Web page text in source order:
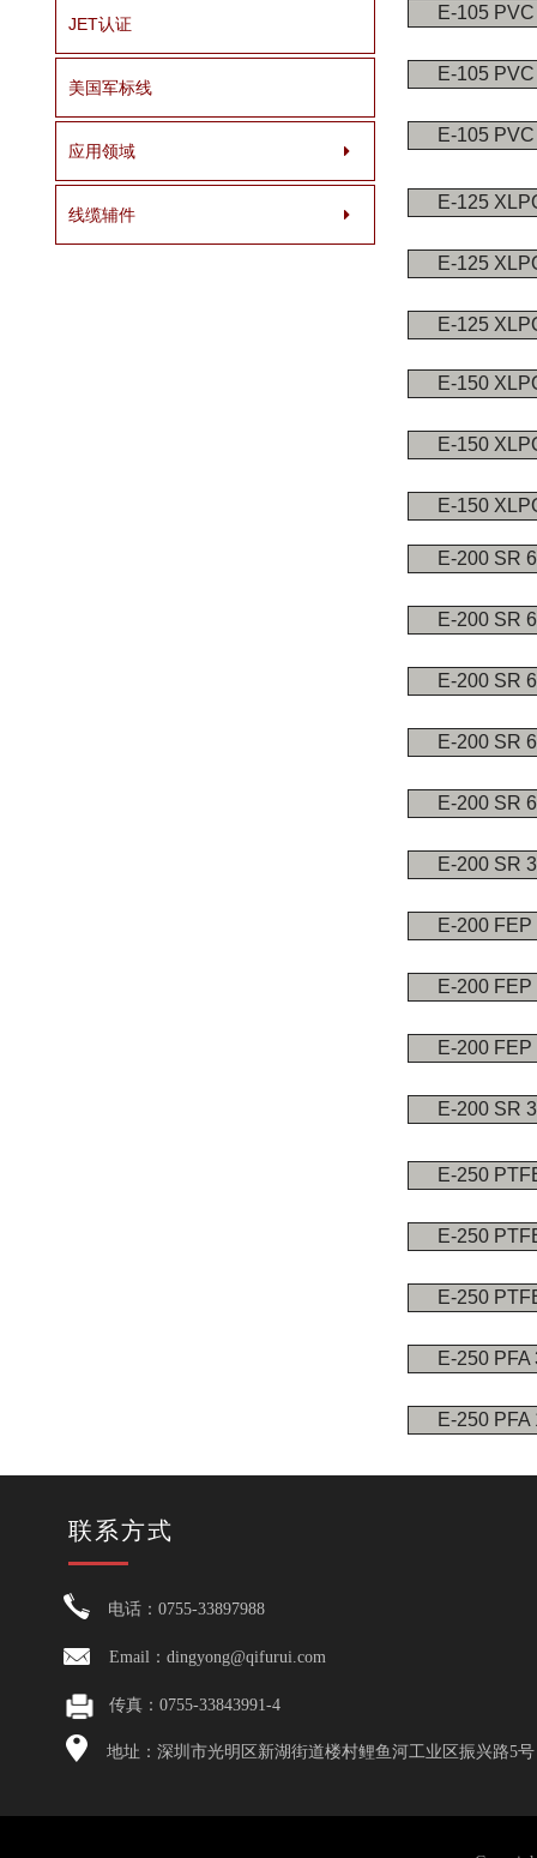
E-105
E-105
E-105
E-125
E-125
E-125
E-150
E-150
E-150
E-200 SR
E-200 SR
E-200 SR
E-200 SR
E-200 SR
E-200 SR
E-200 FEP
E-200 FEP
E-200
E-200 SR
E-250
E-250
E-250
E-250 PFA
E-250 PFA
JET认证
美国军标线
应用领域
线缆辅件
传真：0755-33843991-4
电话：0755-33897988
Email：dingyong@qifurui.com
地址：深圳市光明区新湖街道楼村鲤鱼河工业区振兴路5号
联系方式